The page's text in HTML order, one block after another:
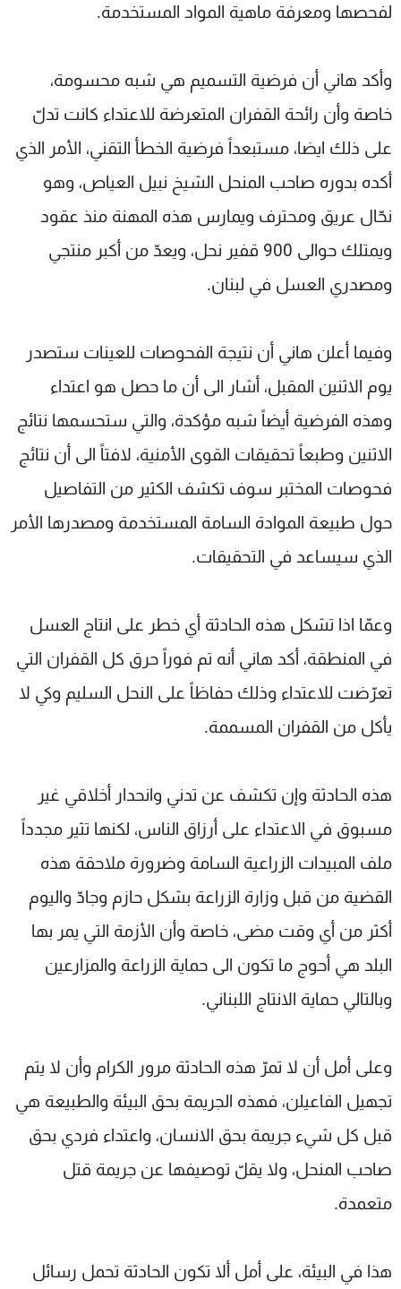
لفحصها ومعرفة ماهية المواد المستخدمة.
وأكد هاني أن فرضية التسميم هي شبه محسومة،
خاصة وأن رائحة القفران المتعرضة للاعتداء كانت تدلّ
على ذلك ايضا، مستبعداً فرضية الخطأ التقني، الأمر الذي
أكده بدوره صاحب المنحل الشيخ نبيل العياص، وهو
نحّال عريق ومحترف ويمارس هذه المهنة منذ عقود
ويمتلك حوالى 900 قفير نحل، ويعدّ من أكبر منتجي
ومصدري العسل في لبنان.
وفيما أعلن هاني أن نتيجة الفحوصات للعينات ستصدر
يوم الاثنين المقبل، أشار الى أن ما حصل هو اعتداء
وهذه الفرضية أيضاً شبه مؤكدة، والتي ستحسمها نتائج
الاثنين وطبعاً تحقيقات القوى الأمنية، لافتاً الى أن نتائج
فحوصات المختبر سوف تكشف الكثير من التفاصيل
حول طبيعة الموادة السامة المستخدمة ومصدرها الأمر
الذي سيساعد في التحقيقات.
وعمّا اذا تشكل هذه الحادثة أي خطر على انتاج العسل
في المنطقة، أكد هاني أنه تم فوراً حرق كل القفران التي
تعرّضت للاعتداء وذلك حفاظاً على النحل السليم وكي لا
يأكل من القفران المسممة.
هذه الحادثة وإن تكشف عن تدني وانحدار أخلاقي غير
مسبوق في الاعتداء على أرزاق الناس، لكنها تثير مجدداً
ملف المبيدات الزراعية السامة وضرورة ملاحقة هذه
القضية من قبل وزارة الزراعة بشكل حازم وجادّ واليوم
أكثر من أي وقت مضى، خاصة وأن الأزمة التي يمر بها
البلد هي أحوج ما تكون الى حماية الزراعة والمزارعين
وبالتالي حماية الانتاج اللبناني.
وعلى أمل أن لا تمرّ هذه الحادثة مرور الكرام وأن لا يتم
تجهيل الفاعيلن، فهذه الجريمة بحق البيئة والطبيعة هي
قبل كل شيء جريمة بحق الانسان، واعتداء فردي بحق
صاحب المنحل، ولا يقلّ توصيفها عن جريمة قتل
متعمدة.
هذا في البيئة، على أمل ألا تكون الحادثة تحمل رسائل